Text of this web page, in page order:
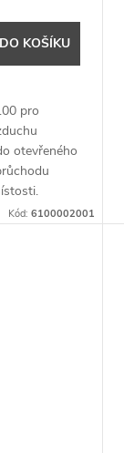
DO KOŠÍKU
pro
otevřeného
Kód: 6100002001